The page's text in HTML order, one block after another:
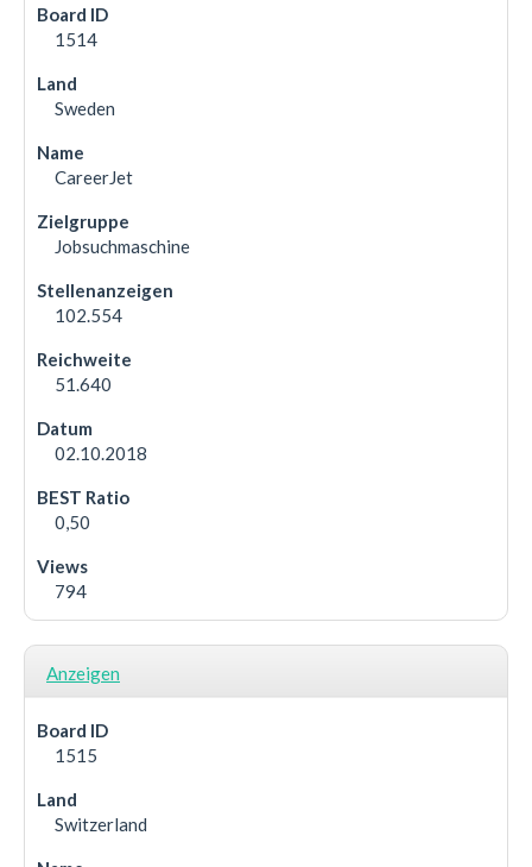
1514
Sweden
CareerJet
Jobsuchmaschine
102.554
51.640
02.10.2018
0,50
794
Anzeigen
1515
Switzerland